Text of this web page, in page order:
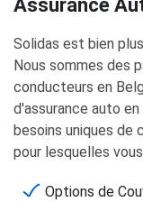
Assurance
Solidas est bien
Nous sommes des
conducteurs en
d'assurance auto
besoins uniques de
pour lesquelles
Options de